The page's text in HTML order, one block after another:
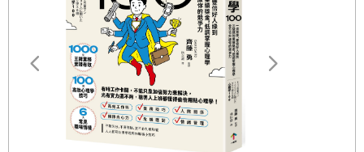
✡ 所羅門王的智慧
打造Wisdom（智慧）體質──盡力且明智的生活方式，
才能吸引金錢
而不予理會。除了日本以外，多數國家的教學環境都會認真
看待這些孩子提出的問題。假設有一個孩子拿到望遠鏡，馬
上就興致勃勃地將望遠鏡反過來窺探，那應該就是猶太人
也就是說，猶太人總是能從與他人不同的角度和立場去
看待事物，從商業的角度來看這一點更是明顯。猶太人在做